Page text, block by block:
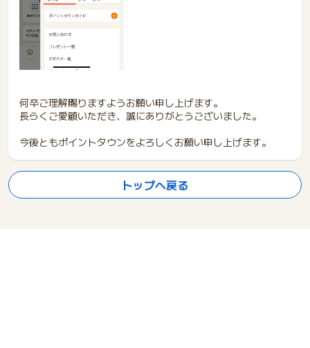
何卒ご理解賜りますようお願い申し上げます。
長らくご愛顧いただき、誠にありがとうございました。
今後ともポイントタウンをよろしくお願い申し上げます。
トップへ戻る